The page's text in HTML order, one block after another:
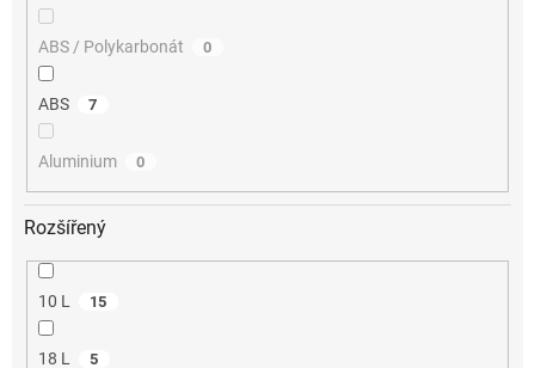
ABS / Polykarbonát 0
ABS 7
Aluminium 0
Rozšířený
10 L 15
18 L 5